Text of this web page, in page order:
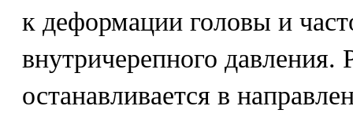
к деформации головы и
внутричерепного давления.
останавливается в